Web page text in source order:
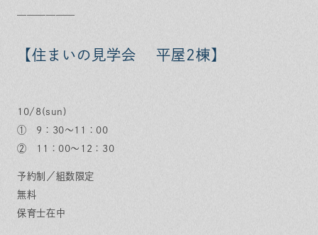
——————
【住まいの見学会 平屋2棟】
10/8(sun)
① 9：30～11：00
② 11：00～12：30
予約制／組数限定
無料
保育士在中